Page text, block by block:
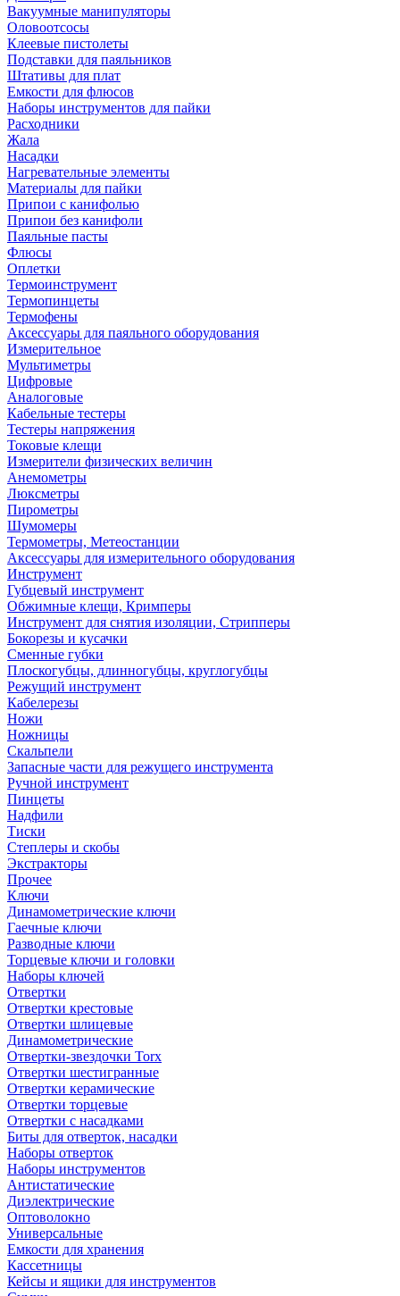
Вакуумные манипуляторы
Оловоотсосы
Клеевые пистолеты
Подставки для паяльников
Штативы для плат
Емкости для флюсов
Наборы инструментов для пайки
Расходники
Жала
Насадки
Нагревательные элементы
Материалы для пайки
Припои с канифолью
Припои без канифоли
Паяльные пасты
Флюсы
Оплетки
Термоинструмент
Термопинцеты
Термофены
Аксессуары для паяльного оборудования
Измерительное
Мультиметры
Цифровые
Аналоговые
Кабельные тестеры
Тестеры напряжения
Токовые клещи
Измерители физических величин
Анемометры
Люксметры
Пирометры
Шумомеры
Термометры, Метеостанции
Аксессуары для измерительного оборудования
Инструмент
Губцевый инструмент
Обжимные клещи, Кримперы
Инструмент для снятия изоляции, Стрипперы
Бокорезы и кусачки
Сменные губки
Плоскогубцы, длинногубцы, круглогубцы
Режущий инструмент
Кабелерезы
Ножи
Ножницы
Скальпели
Запасные части для режущего инструмента
Ручной инструмент
Пинцеты
Надфили
Тиски
Степлеры и скобы
Экстракторы
Прочее
Ключи
Динамометрические ключи
Гаечные ключи
Разводные ключи
Торцевые ключи и головки
Наборы ключей
Отвертки
Отвертки крестовые
Отвертки шлицевые
Динамометрические
Отвертки-звездочки Torx
Отвертки шестигранные
Отвертки керамические
Отвертки торцевые
Отвертки с насадками
Биты для отверток, насадки
Наборы отверток
Наборы инструментов
Антистатические
Диэлектрические
Оптоволокно
Универсальные
Емкости для хранения
Кассетницы
Кейсы и ящики для инструментов